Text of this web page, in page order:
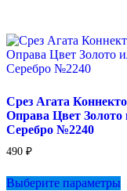
Срез Агата
Оправа Цвет Золото
Серебро №2240
490 ₽
Выберите параметры